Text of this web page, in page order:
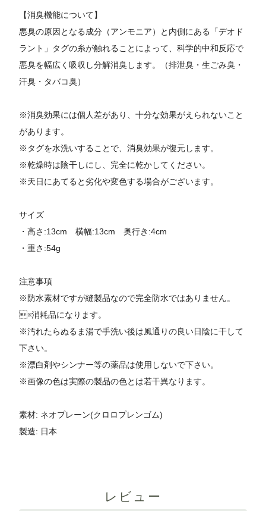
【消臭機能について】
悪臭の原因となる成分（アンモニア）と内側にある「デオド
ラント」タグの糸が触れることによって、科学的中和反応で
悪臭を幅広く吸収し分解消臭します。（排泄臭・生ごみ臭・
汗臭・タバコ臭）
※消臭効果には個人差があり、十分な効果がえられないこと
があります。
※タグを水洗いすることで、消臭効果が復元します。
※乾燥時は陰干しにし、完全に乾かしてください。
※天日にあてると劣化や変色する場合がございます。
サイズ
・高さ:13cm 横幅:13cm 奥行き:4cm
・重さ:54g
注意事項
※防水素材ですが縫製品なので完全防水ではありません。
※消耗品になります。
※汚れたらぬるま湯で手洗い後は風通りの良い日陰に干して
下さい。
※漂白剤やシンナー等の薬品は使用しないで下さい。
※画像の色は実際の製品の色とは若干異なります。
素材: ネオプレーン(クロロプレンゴム)
製造: 日本
レビュー